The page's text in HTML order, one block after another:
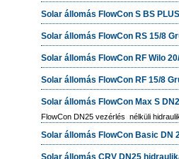
Solar állomás FlowCon S BS
Solar állomás FlowCon RS 15/8
Solar állomás FlowCon RF Wilo
Solar állomás FlowCon RF 15/8
Solar állomás FlowCon Max S
FlowCon DN25 vezérlés nélküli
Solar állomás FlowCon Basic DN
Solar állomás CRV DN25